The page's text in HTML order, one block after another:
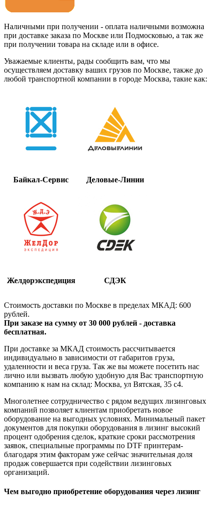
Наличными при получении - оплата наличными возможна
при доставке заказа по Москве или Подмосковью, а так же
при получении товара на складе или в офисе.
Уважаемые клиенты, рады сообщить вам, что мы
осуществляем доставку ваших грузов по Москве, также до
любой транспортной компании в городе Москва, такие как:
Байкал-Сервис Деловые-Линии
Желдорэкспедиция СДЭК
Стоимость доставки по Москве в пределах МКАД: 600
рублей.
При заказе на сумму от 30 000 рублей - доставка
бесплатная.
При доставке за МКАД стоимость рассчитывается
индивидуально в зависимости от габаритов груза,
удаленности и веса груза. Так же вы можете посетить нас
лично или вызвать любую удобную для Вас транспортную
компанию к нам на склад: Москва, ул Вятская, 35 c4.
Многолетнее сотрудничество с рядом ведущих лизинговых
компаний позволяет клиентам приобретать новое
оборудование на выгодных условиях. Минимальный пакет
документов для покупки оборудования в лизинг высокий
процент одобрения сделок, краткие сроки рассмотрения
заявок, специальные программы по DTF принтерам-
благодаря этим факторам уже сейчас значительная доля
продаж совершается при содействии лизинговых
организаций.
Чем выгодно приобретение оборудования через лизинг